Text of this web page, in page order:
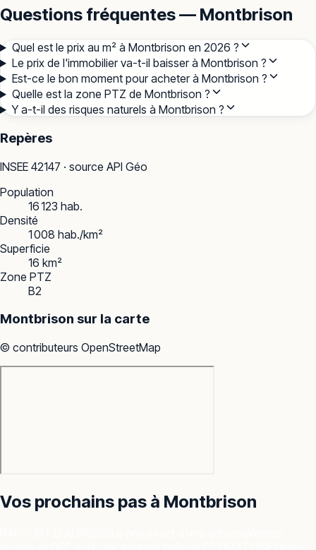
Questions fréquentes — Montbrison
Quel est le prix au m² à Montbrison en 2026 ?
Le prix de l'immobilier va-t-il baisser à Montbrison ?
Est-ce le bon moment pour acheter à Montbrison ?
Quelle est la zone PTZ de Montbrison ?
Y a-t-il des risques naturels à Montbrison ?
Repères
INSEE 42147 · source API Géo
Population
16 123 hab.
Densité
1 008 hab./km²
Superficie
16 km²
Zone PTZ
B2
Montbrison sur la carte
© contributeurs OpenStreetMap
Vos prochains pas à Montbrison